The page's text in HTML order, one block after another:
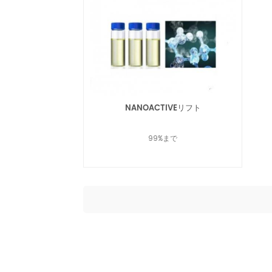
NANOACTIVEリフト
99%まで